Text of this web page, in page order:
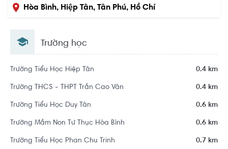
Hòa Bình, Hiệp Tân, Tân Phú, Hồ Chí
Trường học
Trường Tiểu Học Hiệp Tân 0.4 km
Trường THCS - THPT Trần Cao Vân 0.4 km
Trường Tiểu Học Duy Tân 0.6 km
Trường Mầm Non Tư Thục Hòa Bình 0.6 km
Trường Tiểu Học Phan Chu Trinh 0.7 km